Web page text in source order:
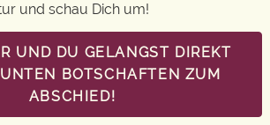
und schau Dich um!
UND DU GELANGST DIREKT
BOTSCHAFTEN ZUM
ABSCHIED!